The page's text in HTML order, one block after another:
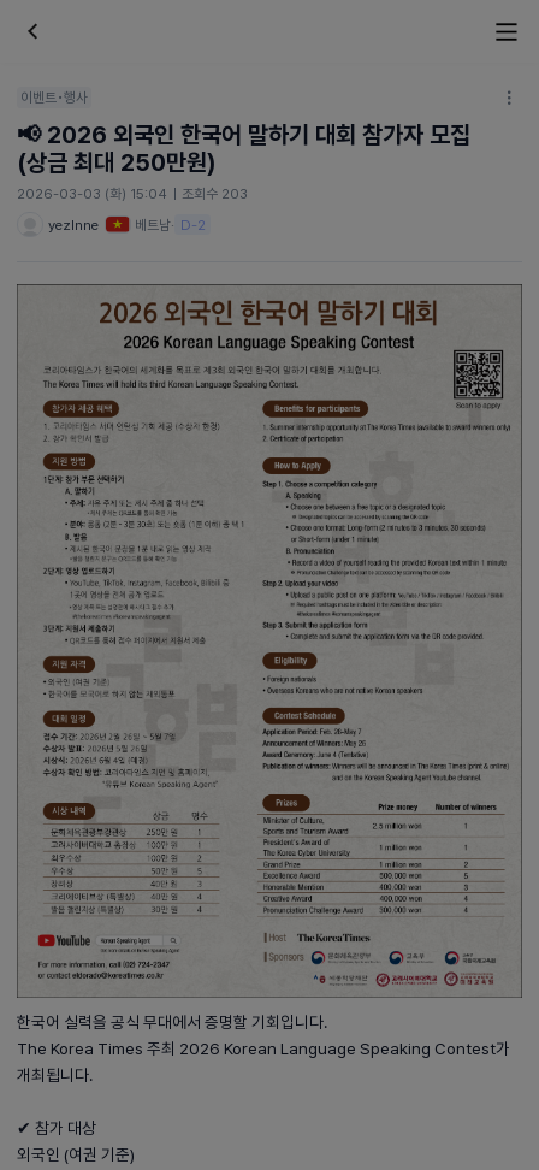
이벤트•행사
📢 2026 외국인 한국어 말하기 대회 참가자 모집
(상금 최대 250만원)
2026-03-03 (화) 15:04 | 조회수 203
yezlnne
베트남· D-2
한국어 실력을 공식 무대에서 증명할 기회입니다.
The Korea Times 주최 2026 Korean Language Speaking Contest가
개최됩니다.
✔ 참가 대상
외국인 (여권 기준)